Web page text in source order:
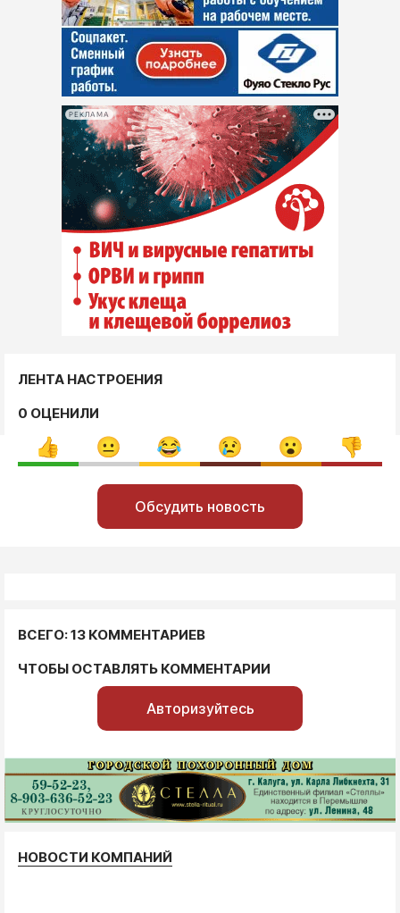
РЕКЛАМА
ЛЕНТА НАСТРОЕНИЯ
0 ОЦЕНИЛИ
Обсудить новость
ВСЕГО: 13 КОММЕНТАРИЕВ
ЧТОБЫ ОСТАВЛЯТЬ КОММЕНТАРИИ
Авторизуйтесь
НОВОСТИ КОМПАНИЙ